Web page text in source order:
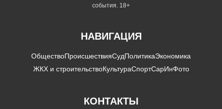
события. 18+
НАВИГАЦИЯ
ОбществоПроисшествияСудПолитикаЭкономика
ЖКХ и строительствоКультураСпортСарИнФото
КОНТАКТЫ